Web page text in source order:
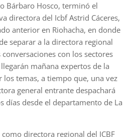
Bárbaro Hosco, terminó el
directora del Icbf Astrid Cáceres,
anterior en Riohacha, en donde
separar a la directora regional
conversaciones con los sectores
mañana expertos de la
los temas, a tiempo que, una vez
general entrante despachará
días desde el departamento de La
como directora regional del ICBF